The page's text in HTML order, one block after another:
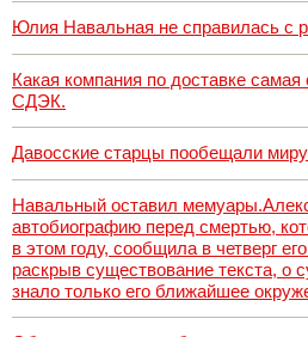
Юлия Навальная не справилась с
Какая компания по доставке самая
СДЭК.
Давосские старцы пообещали
Навальный оставил
автобиографию перед смертью,
в этом году, сообщила в четверг
раскрыв существование текста, о
знало только его ближайшее